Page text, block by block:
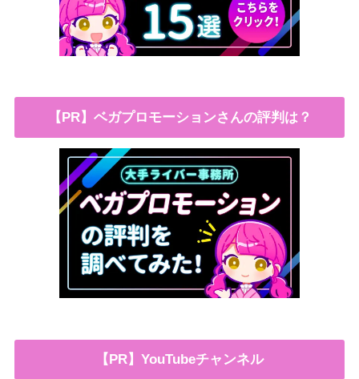
【PR】ベガプロモーションさんの評判は？
【PR】YouTubeチャンネル